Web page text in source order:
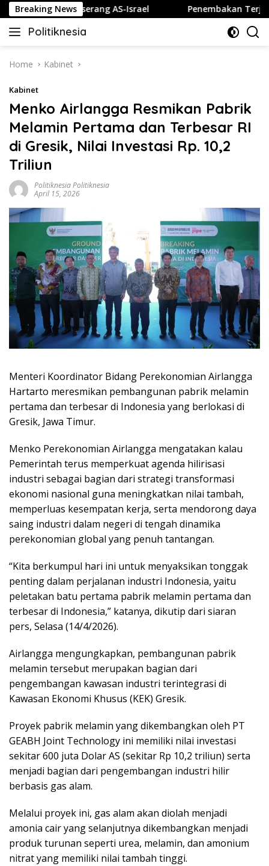
Skip
to
content
Breaking News
jika Diserang AS-Israel Penembakan Terjadi di
Politiknesia
Politiknesia.com
Home Kabinet
Kabinet
Menko Airlangga Resmikan Pabrik
Melamin Pertama dan Terbesar RI
di Gresik, Nilai Investasi Rp. 10,2
Triliun
Politiknesia Politiknesia
April 15, 2026
Menteri Koordinator Bidang Perekonomian Airlangga
Hartarto meresmikan pembangunan pabrik melamin
pertama dan terbesar di Indonesia yang berlokasi di
Gresik, Jawa Timur.
Menko Perekonomian Airlangga mengatakan kalau
Pemerintah terus memperkuat agenda hilirisasi
industri sebagai bagian dari strategi transformasi
ekonomi nasional guna meningkatkan nilai tambah,
memperluas kesempatan kerja, serta mendorong daya
saing industri dalam negeri di tengah dinamika
perekonomian global yang penuh tantangan.
“Kita berkumpul hari ini untuk menyaksikan tonggak
penting dalam perjalanan industri Indonesia, yaitu
peletakan batu pertama pabrik melamin pertama dan
terbesar di Indonesia,” katanya, dikutip dari siaran
pers, Selasa (14/4/2026).
Airlangga mengungkapkan, pembangunan pabrik
melamin tersebut merupakan bagian dari
pengembangan kawasan industri terintegrasi di
Kawasan Ekonomi Khusus (KEK) Gresik.
Proyek pabrik melamin yang dikembangkan oleh PT
GEABH Joint Technology ini memiliki nilai investasi
sekitar 600 juta Dolar AS (sekitar Rp 10,2 triliun) serta
menjadi bagian dari pengembangan industri hilir
berbasis gas alam.
Melalui proyek ini, gas alam akan diolah menjadi
amonia cair yang selanjutnya dikembangkan menjadi
produk turunan seperti urea, melamin, dan amonium
nitrat yang memiliki nilai tambah tinggi.